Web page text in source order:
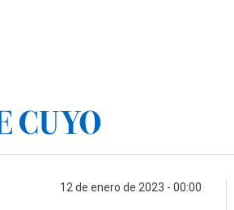
12 de enero de 2023 - 00:00